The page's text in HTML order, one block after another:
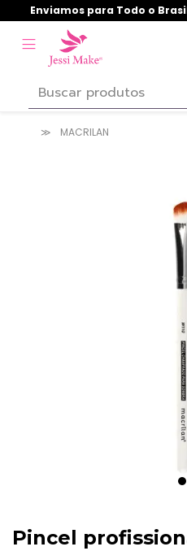
Enviamos para Todo o
MACRILAN
Pincel